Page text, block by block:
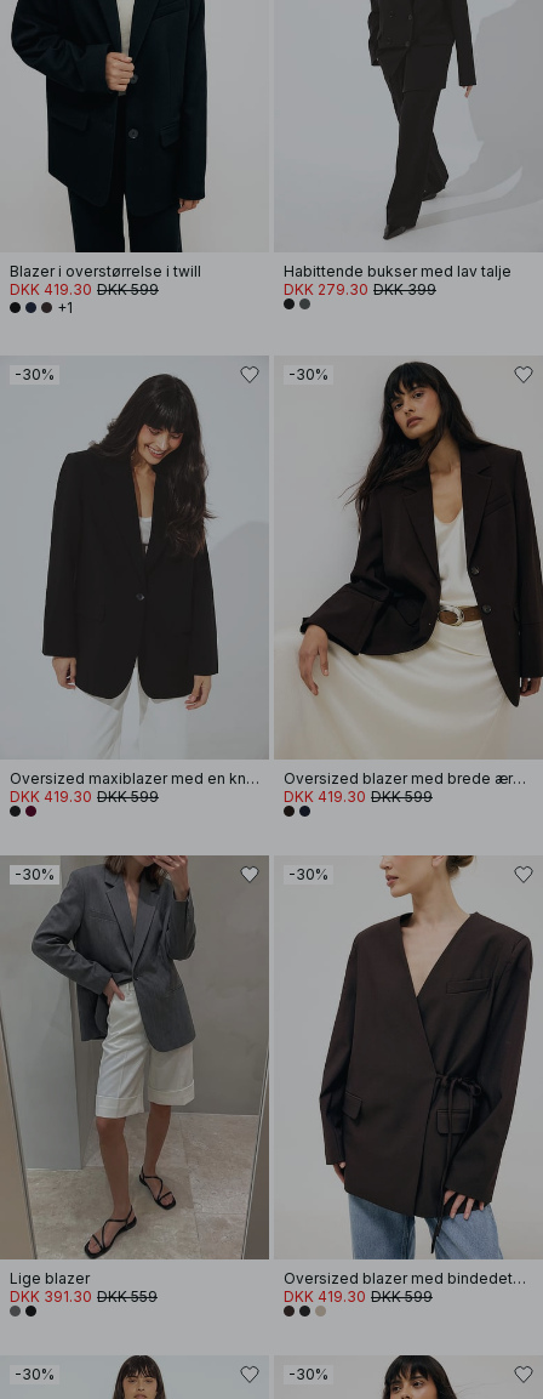
Blazer i overstørrelse i twill
DKK 419.30 DKK 599
+1
Habittende bukser med lav talje
DKK 279.30 DKK 399
-30%
Oversized maxiblazer med en knap
DKK 419.30 DKK 599
-30%
Oversized blazer med brede ærmer
DKK 419.30 DKK 599
-30%
Lige blazer
DKK 391.30 DKK 559
-30%
Oversized blazer med bindedetalje
DKK 419.30 DKK 599
-30% -30%